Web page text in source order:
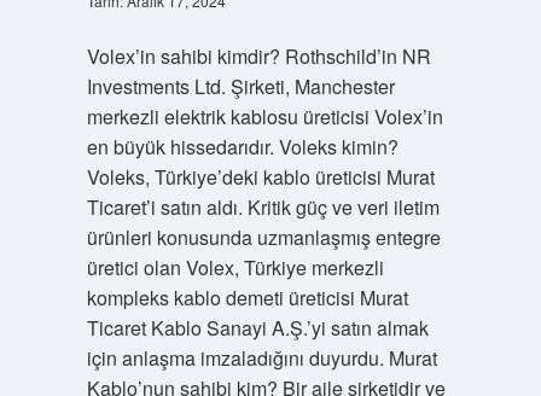
Volex’in sahibi kimdir? Rothschild’in NR
Investments Ltd. Şirketi, Manchester
merkezli elektrik kablosu üreticisi Volex’in
en büyük hissedarıdır. Voleks kimin?
Voleks, Türkiye’deki kablo üreticisi Murat
Ticaret’i satın aldı. Kritik güç ve veri iletim
ürünleri konusunda uzmanlaşmış entegre
üretici olan Volex, Türkiye merkezli
kompleks kablo demeti üreticisi Murat
Ticaret Kablo Sanayi A.Ş.’yi satın almak
için anlaşma imzaladığını duyurdu. Murat
Kablo’nun sahibi kim? Bir aile şirketidir ve